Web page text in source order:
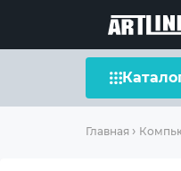
Главная